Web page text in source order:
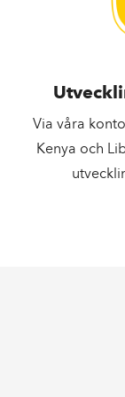
Via våra
Kenya och